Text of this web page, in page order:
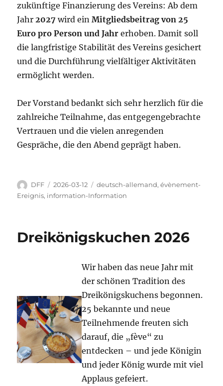
zukünftige Finanzierung des Vereins: Ab dem
Jahr2027 wird einMitgliedsbeitrag von 25
Euro pro Person und Jahr erhoben. Damit soll
die langfristige Stabilität des Vereins gesichert
und die Durchführung vielfältiger Aktivitäten
ermöglicht werden.
Der Vorstand bedankt sich sehr herzlich für die
zahlreiche Teilnahme, das entgegengebrachte
Vertrauen und die vielen anregenden
Gespräche, die den Abend geprägt haben.
Autor
DFF
Veröffentlicht
am
2026-03-12 Kategorien
deutsch-allemand,évènement-
Ereignis, information-Information
Dreikönigskuchen 2026
Wir haben das neue Jahr mit
der schönen Tradition des
Dreikönigskuchens begonnen.
25 bekannte und neue
Teilnehmende freuten sich
darauf, die „fève“ zu
entdecken – und jede Königin
und jeder König wurde mit viel
Applaus gefeiert.